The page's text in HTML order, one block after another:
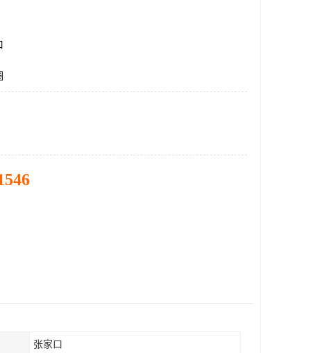
张家口